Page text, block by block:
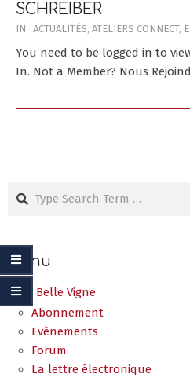
SCHREIBER
2021-
09-
25
IN: ACTUALITÉS, ATELIERS CONNECT,
You need to be logged in to
In. Not a Member? Nous
Search
Menu
La Belle Vigne
Abonnement
Evènements
Forum
La lettre électronique